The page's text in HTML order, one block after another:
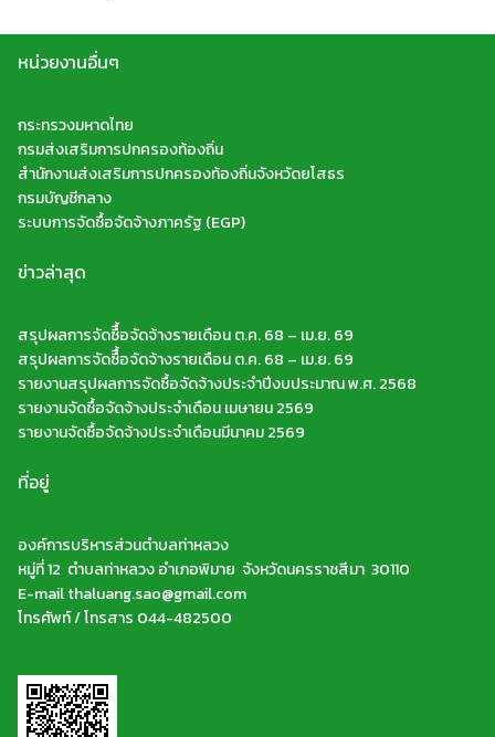
หน่วยงานอื่นๆ
กระทรวงมหาดไทย
กรมส่งเสริมการปกครองท้องถิ่น
สำนักงานส่งเสริมการปกครองท้องถิ่นจังหวัดยโสธร
กรมบัญชีกลาง
ระบบการจัดซื้อจัดจ้างภาครัฐ (EGP)
ข่าวล่าสุด
สรุปผลการจัดซืื้อจัดจ้างรายเดือน ต.ค. 68 – เม.ย. 69
สรุปผลการจัดซืื้อจัดจ้างรายเดือน ต.ค. 68 – เม.ย. 69
รายงานสรุปผลการจัดซื้อจัดจ้างประจำปีงบประมาณ พ.ศ. 2568
รายงานจัดซื้อจัดจ้างประจำเดือน เมษายน 2569
รายงานจัดซื้อจัดจ้างประจำเดือนมีนาคม 2569
ที่อยู่
องค์การบริหารส่วนตำบลท่าหลวง
หมู่ที่ 12 ตำบลท่าหลวง อำเภอพิมาย จังหวัดนครราชสีมา 30110
E-mail thaluang.sao@gmail.com
โทรศัพท์ / โทรสาร 044-482500